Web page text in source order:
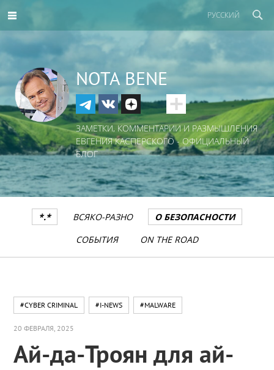
РУССКИЙ
NOTA BENE
ЗАМЕТКИ, КОММЕНТАРИИ И РАЗМЫШЛЕНИЯ
ЕВГЕНИЯ КАСПЕРСКОГО - ОФИЦИАЛЬНЫЙ
БЛОГ
*.* ВСЯКО-РАЗНО
О БЕЗОПАСНОСТИ
СОБЫТИЯ
ON THE ROAD
#CYBER CRIMINAL #I-NEWS #MALWARE
20 ФЕВРАЛЯ, 2025
Ай-да-Троян для ай-